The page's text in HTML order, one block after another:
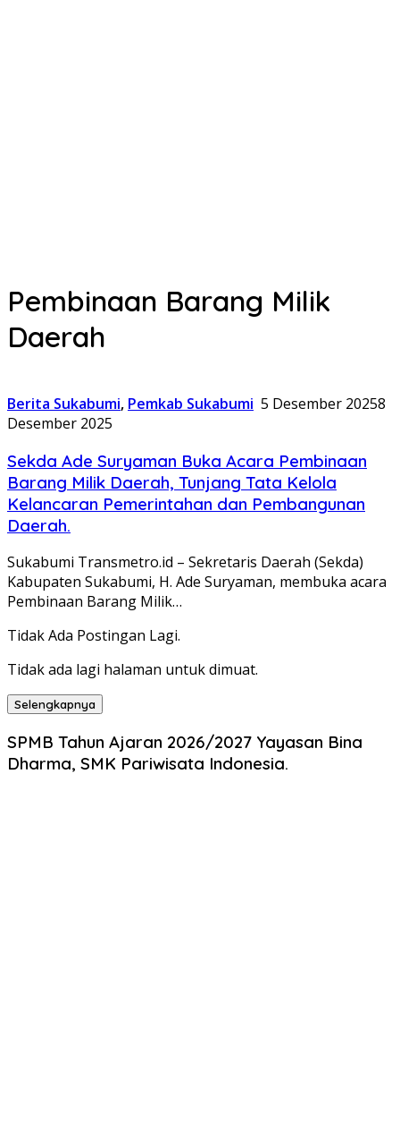
Pembinaan Barang Milik
Daerah
Berita Sukabumi, Pemkab Sukabumi 5 Desember 20258
Desember 2025
Sekda Ade Suryaman Buka Acara Pembinaan
Barang Milik Daerah, Tunjang Tata Kelola
Kelancaran Pemerintahan dan Pembangunan
Daerah.
Sukabumi Transmetro.id – Sekretaris Daerah (Sekda)
Kabupaten Sukabumi, H. Ade Suryaman, membuka acara
Pembinaan Barang Milik…
Tidak Ada Postingan Lagi.
Tidak ada lagi halaman untuk dimuat.
Selengkapnya
SPMB Tahun Ajaran 2026/2027 Yayasan Bina
Dharma, SMK Pariwisata Indonesia.